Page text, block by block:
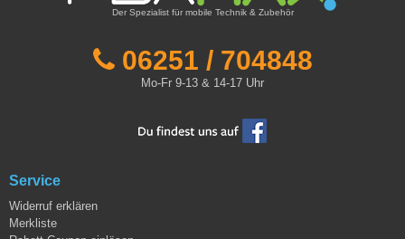
Der Spezialist für mobile Technik & Zubehör
06251 / 704848
Mo-Fr 9-13 & 14-17 Uhr
Service
Widerruf erklären
Merkliste